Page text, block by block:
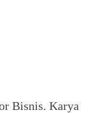
Bisnis. Karya